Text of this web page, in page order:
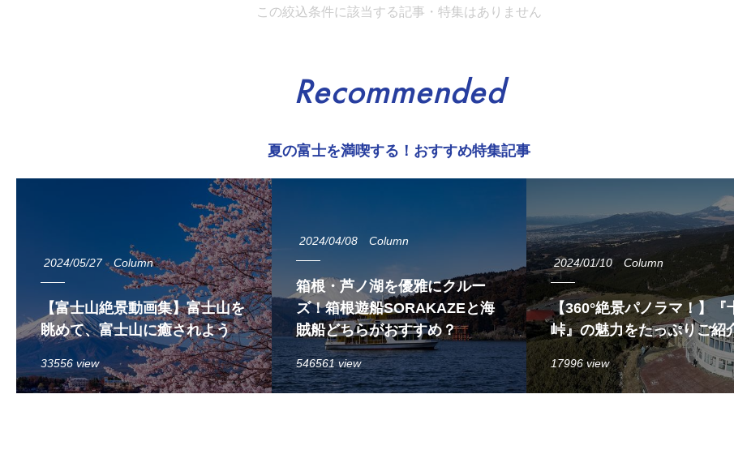
この絞込条件に該当する記事・特集はありません
Recommended
夏の富士を満喫する！おすすめ特集記事
2024/05/27 Column
【富士山絶景動画集】富士山を
眺めて、富士山に癒されよう
33556 view
2024/04/08 Column
箱根・芦ノ湖を優雅にクルー
ズ！箱根遊船SORAKAZEと海
賊船どちらがおすすめ？
546561 view
2024/01/10 Column
【360°絶景パノラマ！】『
峠』の魅力をたっぷりご紹
17996 view